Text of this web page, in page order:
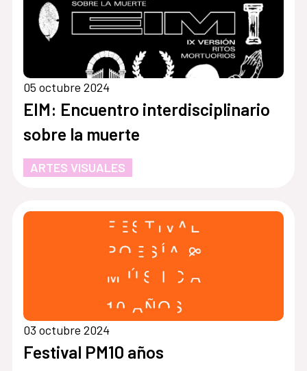
05 octubre 2024
EIM: Encuentro interdisciplinario
sobre la muerte
ARTES VISUALES
03 octubre 2024
Festival PM10 años